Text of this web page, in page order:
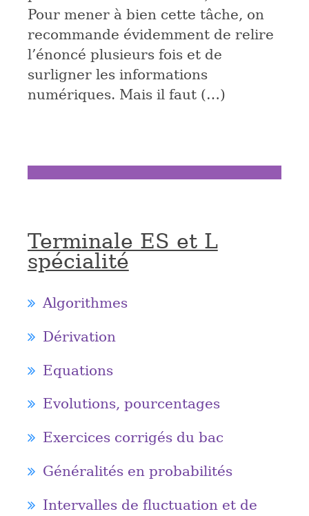
Pour mener à bien cette tâche, on
recommande évidemment de relire
l’énoncé plusieurs fois et de
surligner les informations
numériques. Mais il faut (…)
Terminale ES et L
spécialité
Algorithmes
Dérivation
Equations
Evolutions, pourcentages
Exercices corrigés du bac
Généralités en probabilités
Intervalles de fluctuation et de